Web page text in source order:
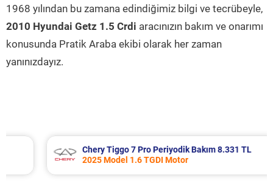
1968 yılından bu zamana edindiğimiz bilgi ve tecrübeyle,
2010 Hyundai Getz 1.5 Crdi aracınızın bakım ve onarımı
konusunda Pratik Araba ekibi olarak her zaman
yanınızdayız.
Chery Tiggo 7 Pro Periyodik Bakım 8.331 TL
2025 Model 1.6 TGDI Motor